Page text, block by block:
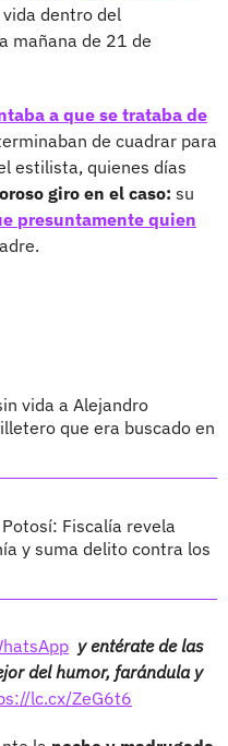
dentro del
mañana de 21 de
a que se trataba de
de cuadrar para
estilista, quienes días
giro en el caso: su
presuntamente quien
vida a Alejandro
que era buscado en
Fiscalía revela
y suma delito contra los
y entérate de las
del humor, farándula y
lc.cx/ZeG6t6